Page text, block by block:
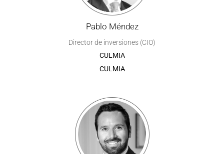
Pablo Méndez
Director de inversiones (CIO)
CULMIA
CULMIA